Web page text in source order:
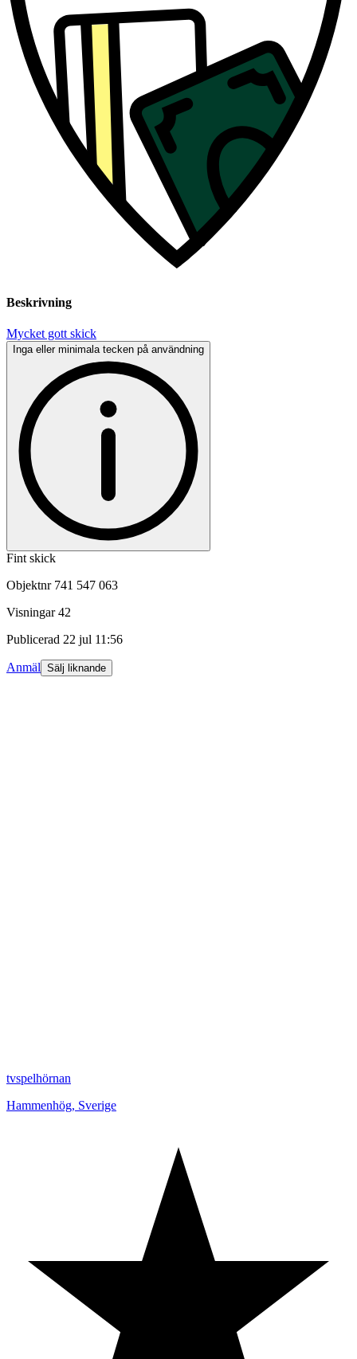
Beskrivning
Mycket gott skick
Inga eller minimala tecken på användning
Fint skick
Objektnr 741 547 063
Visningar 42
Publicerad 22 jul 11:56
Anmäl Sälj liknande
tvspelhörnan
Hammenhög, Sverige